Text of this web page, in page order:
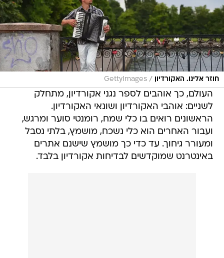
חוזר אלינו. האקורדיון /
GettyImages
העולם, כך אוהבים לספר נגני אקורדיון, מתחלק
לשניים: אוהבי האקורדיון ושונאי האקורדיון.
הראשונים רואים בו כלי שמח, רומנטי סוער ומרגש,
ועבור האחרים הוא כלי נשכח, מושמץ, בלתי נסבל
ומעורר גיחוך. עד כדי כך מושמץ שישנם אתרים
באינטרנט שמוקדשים לבדיחות אקורדיון בלבד.